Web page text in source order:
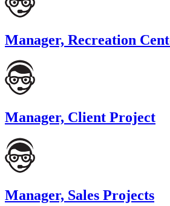
Manager, Recreation
Manager, Client Project
Manager, Sales Projects